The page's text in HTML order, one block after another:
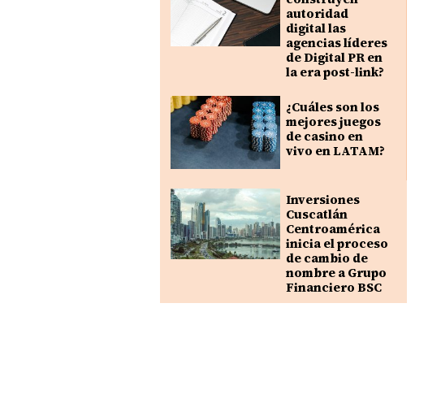
autoridad
digital las
agencias líderes
de Digital PR en
la era post-link?
¿Cuáles son los
mejores juegos
de casino en
vivo en LATAM?
Inversiones
Cuscatlán
Centroamérica
inicia el proceso
de cambio de
nombre a Grupo
Financiero BSC